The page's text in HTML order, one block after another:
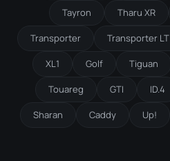
Tayron Tharu XR
Transporter Transporter LT
XL1 Golf Tiguan
Touareg GTI ID.4
Sharan Caddy Up!